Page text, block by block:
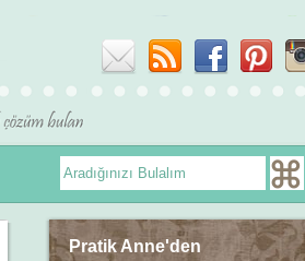
Pratik Anne'den